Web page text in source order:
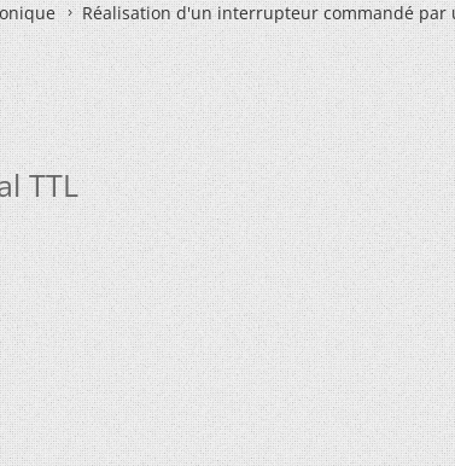
Réalisation d'un interrupteur commandé par
TTL